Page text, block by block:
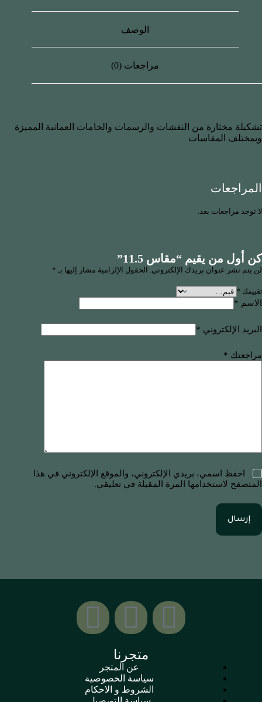
الوصف
مراجعات (0)
تشكيلة مختارة من النقشات والرسمات والخامات العمانية المميزة
وبمختلف المقاسات
المراجعات
لا توجد مراجعات بعد.
كن أول من يقيم “مقاس 11.5”
لن يتم نشر عنوان بريدك الإلكتروني. الحقول الإلزامية مشار إليها بـ *
تقييمك *
الاسم *
البريد الإلكتروني *
مراجعتك *
احفظ اسمي، بريدي الإلكتروني، والموقع الإلكتروني في هذا
المتصفح لاستخدامها المرة المقبلة في تعليقي.
إرسال
متجرنا
عن المتجر
سياسة الخصوصية
الشروط و الاحكام